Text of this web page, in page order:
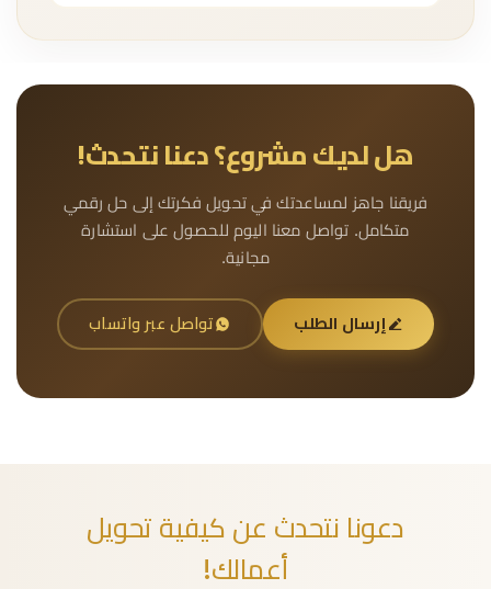
هل لديك مشروع؟ دعنا نتحدث!
فريقنا جاهز لمساعدتك في تحويل فكرتك إلى حل رقمي
متكامل. تواصل معنا اليوم للحصول على استشارة
مجانية.
إرسال الطلب تواصل عبر واتساب
دعونا نتحدث عن كيفية تحويل
أعمالك!